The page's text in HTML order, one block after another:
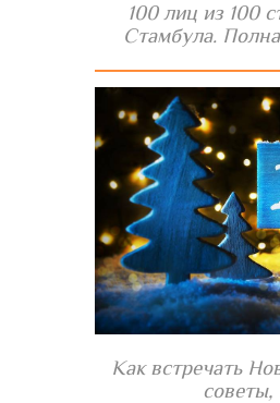
100 лиц из 100
Стамбула.
Как встречать